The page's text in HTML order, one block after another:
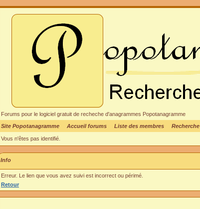
Forums pour le logiciel gratuit de recheche d'anagrammes Popotanagramme
Site Popotanagramme
Accueil forums Liste des membres Recherche
Vous n'êtes pas identifié.
Info
Erreur. Le lien que vous avez suivi est incorrect ou périmé.
Retour